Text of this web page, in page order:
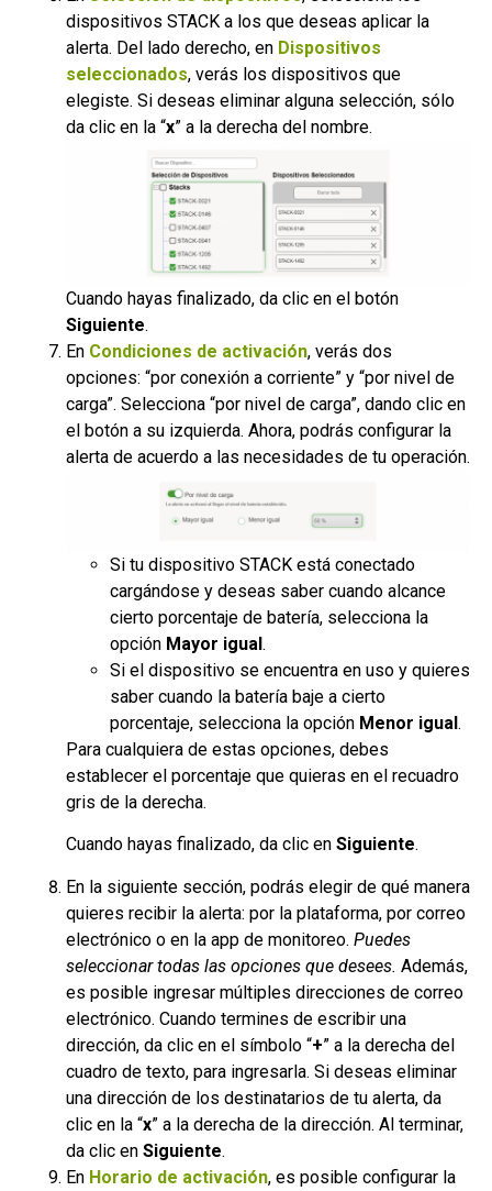
dispositivos STACK a los que deseas aplicar la
alerta. Del lado derecho, en Dispositivos
seleccionados, verás los dispositivos que
elegiste. Si deseas eliminar alguna selección, sólo
da clic en la “x” a la derecha del nombre.
Cuando hayas finalizado, da clic en el botón
Siguiente.
En Condiciones de activación, verás dos
opciones: “por conexión a corriente” y “por nivel de
carga”. Selecciona “por nivel de carga”, dando clic en
el botón a su izquierda. Ahora, podrás configurar la
alerta de acuerdo a las necesidades de tu operación.
Si tu dispositivo STACK está conectado
cargándose y deseas saber cuando alcance
cierto porcentaje de batería, selecciona la
opción Mayor igual.
Si el dispositivo se encuentra en uso y quieres
saber cuando la batería baje a cierto
porcentaje, selecciona la opción Menor igual.
Para cualquiera de estas opciones, debes
establecer el porcentaje que quieras en el recuadro
gris de la derecha.
Cuando hayas finalizado, da clic en Siguiente.
En la siguiente sección, podrás elegir de qué manera
quieres recibir la alerta: por la plataforma, por correo
electrónico o en la app de monitoreo. Puedes
seleccionar todas las opciones que desees. Además,
es posible ingresar múltiples direcciones de correo
electrónico. Cuando termines de escribir una
dirección, da clic en el símbolo “+” a la derecha del
cuadro de texto, para ingresarla. Si deseas eliminar
una dirección de los destinatarios de tu alerta, da
clic en la “x” a la derecha de la dirección. Al terminar,
da clic en Siguiente.
En Horario de activación, es posible configurar la